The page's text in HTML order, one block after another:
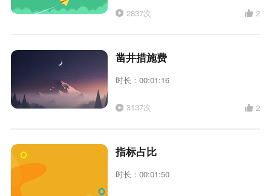
2837次 2
凿井措施费
时长：00:01:16
3137次 2
指标占比
时长：00:01:50